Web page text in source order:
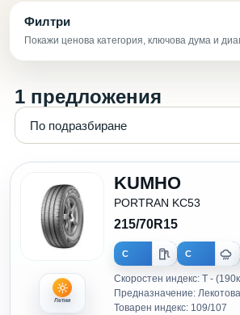
Филтри
Покажи ценова категория, ключова дума и
1 предложения
Летни
KUMHO
PORTRAN KC53
215/70R15
C C
Скоростен индекс: T -
Предназначение:
Товарен индекс: 109/107